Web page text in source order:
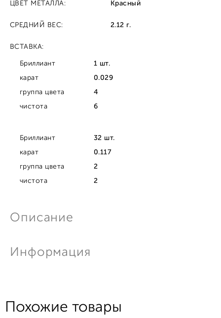
Описание
Информация
ЦВЕТ МЕТАЛЛА: Красный
СРЕДНИЙ ВЕС: 2.12 г.
ВСТАВКА:
Бриллиант
1 шт.
карат
0.029
группа цвета
4
чистота
6
Бриллиант
32 шт.
карат
0.117
группа цвета
2
чистота
2
Похожие товары